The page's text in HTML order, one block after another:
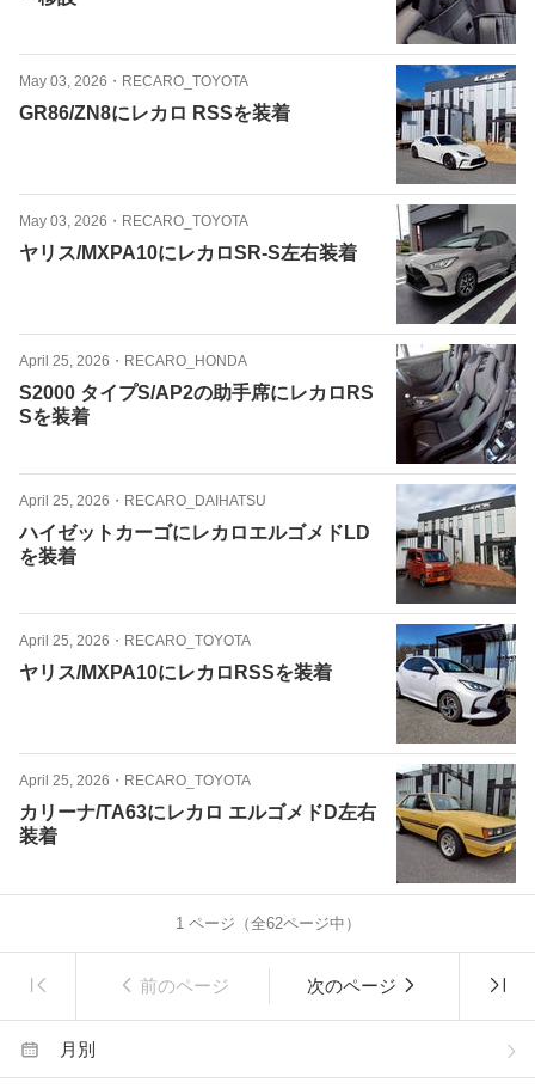
May 03, 2026 ・ RECARO_TOYOTA
GR86/ZN8にレカロ RSSを装着
May 03, 2026 ・ RECARO_TOYOTA
ヤリス/MXPA10にレカロSR-S左右装着
April 25, 2026 ・ RECARO_HONDA
S2000 タイプS/AP2の助手席にレカロRS
Sを装着
April 25, 2026 ・ RECARO_DAIHATSU
ハイゼットカーゴにレカロエルゴメドLD
を装着
April 25, 2026 ・ RECARO_TOYOTA
ヤリス/MXPA10にレカロRSSを装着
April 25, 2026 ・ RECARO_TOYOTA
カリーナ/TA63にレカロ エルゴメドD左右
装着
1ページ（全62ページ中）
前のページ 次のページ
月別